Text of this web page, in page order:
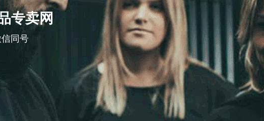
专卖网
同号